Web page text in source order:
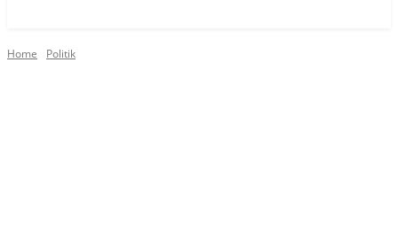
Home Politik